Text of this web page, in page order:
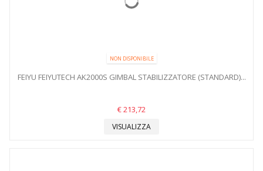
NON DISPONIBILE
FEIYU FEIYUTECH AK2000S GIMBAL STABILIZZATORE (STANDARD)...
€ 213,72
VISUALIZZA